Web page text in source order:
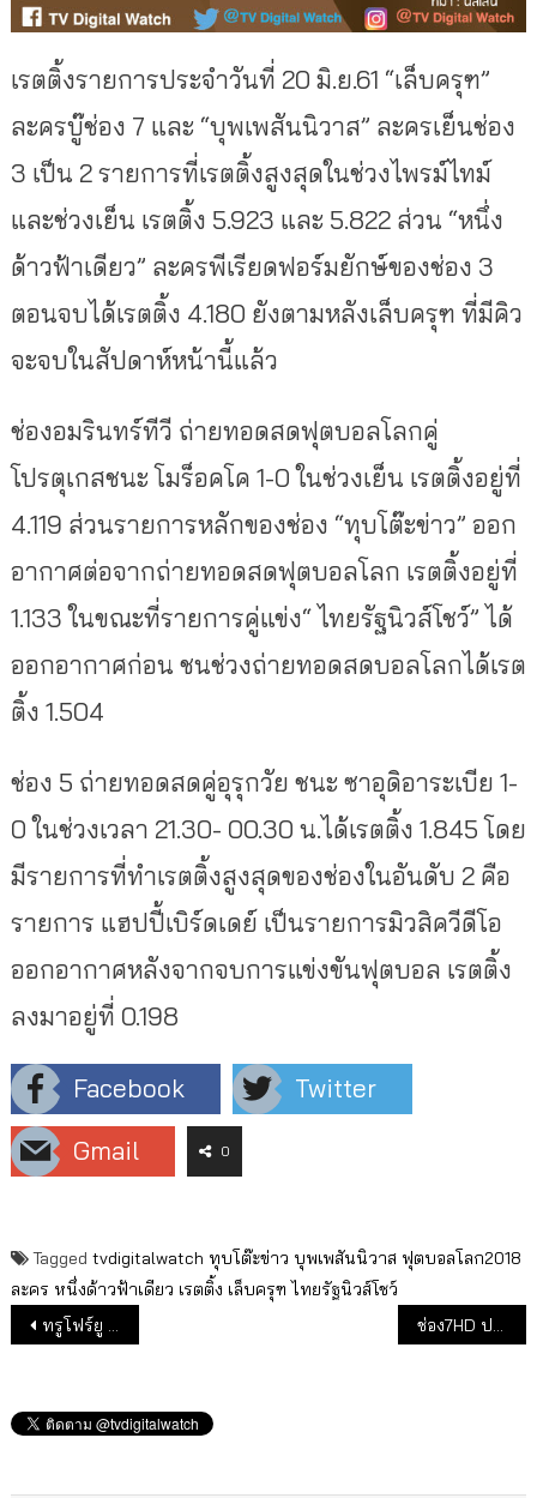
เรตติ้งรายการประจำวันที่ 20 มิ.ย.61 “เล็บครุฑ”
ละครบู๊ช่อง 7 และ “บุพเพสันนิวาส” ละครเย็นช่อง
3 เป็น 2 รายการที่เรตติ้งสูงสุดในช่วงไพรม์ไทม์
และช่วงเย็น เรตติ้ง 5.923 และ 5.822 ส่วน “หนึ่ง
ด้าวฟ้าเดียว” ละครพีเรียดฟอร์มยักษ์ของช่อง 3
ตอนจบได้เรตติ้ง 4.180 ยังตามหลังเล็บครุฑ ที่มีคิว
จะจบในสัปดาห์หน้านี้แล้ว
ช่องอมรินทร์ทีวี ถ่ายทอดสดฟุตบอลโลกคู่
โปรตุเกสชนะ โมร็อคโค 1-0 ในช่วงเย็น เรตติ้งอยู่ที่
4.119 ส่วนรายการหลักของช่อง “ทุบโต๊ะข่าว” ออก
อากาศต่อจากถ่ายทอดสดฟุตบอลโลก เรตติ้งอยู่ที่
1.133 ในขณะที่รายการคู่แข่ง“ ไทยรัฐนิวส์โชว์” ได้
ออกอากาศก่อน ชนช่วงถ่ายทอดสดบอลโลกได้เรต
ติ้ง 1.504
ช่อง 5 ถ่ายทอดสดคู่อุรุกวัย ชนะ ซาอุดิอาระเบีย 1-
0 ในช่วงเวลา 21.30- 00.30 น.ได้เรตติ้ง 1.845 โดย
มีรายการที่ทำเรตติ้งสูงสุดของช่องในอันดับ 2 คือ
รายการ แฮปปี้เบิร์ดเดย์ เป็นรายการมิวสิควีดีโอ
ออกอากาศหลังจากจบการแข่งขันฟุตบอล เรตติ้ง
ลงมาอยู่ที่ 0.198
Facebook
Twitter
Gmail
0
Tagged tvdigitalwatch ทุบโต๊ะข่าว บุพเพสันนิวาส ฟุตบอลโลก2018
ละคร หนึ่งด้าวฟ้าเดียว เรตติ้ง เล็บครุฑ ไทยรัฐนิวส์โชว์
แนะแนวเรื่อง
ทรูโฟร์ยู เตรียมละครชุดใหม่ “รักนิรมิต” หวังปลุกกระแสเทวตำนานอียิปต์ ช่อง7HD ปรับรูปแบบรายการข่าวยกแผง